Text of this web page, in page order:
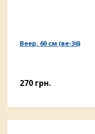
Веер, 60 см (ве-36)
270 грн.